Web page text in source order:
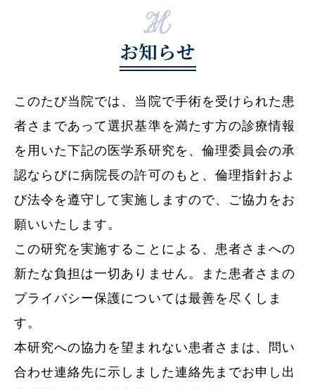
お知らせ
このたび当院では、当院で手術を受けられた患
者さまであって選択基準を満たす方の診療情報
を用いた下記の医学系研究を、倫理委員会の承
認ならびに病院長の許可のもと、倫理指針およ
び法令を遵守して実施しますので、ご協力をお
願いいたします。
この研究を実施することによる、患者さまへの
新たな負担は一切ありません。また患者さまの
プライバシー保護については最善を尽くしま
す。
本研究への協力を望まれない患者さまは、問い
合わせ連絡先に示しました連絡先までお申し出